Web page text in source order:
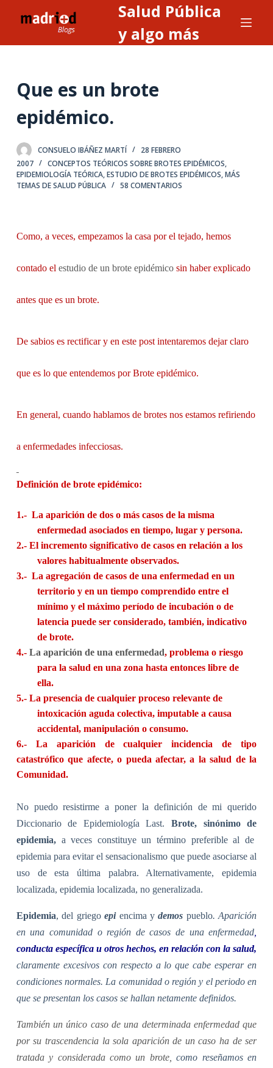
l
o
n
o
Salud Pública
y algo más
Que es un brote
epidémico.
CONSUELO IBÁÑEZ MARTÍ
28 FEBRERO
2007
CONCEPTOS TEÓRICOS SOBRE BROTES EPIDÉMICOS,
EPIDEMIOLOGÍA TEÓRICA,ESTUDIO DE BROTES EPIDÉMICOS,MÁS
TEMAS DE SALUD PÚBLICA
58 COMENTARIOS
Como, a veces, empezamos la casa por el tejado, hemos
contado el estudio de un brote epidémicosin haber explicado
antes que es un brote.
De sabios es rectificar y en este post intentaremos dejar claro
que es lo que entendemos por Brote epidémico.
En general, cuando hablamos de brotes nos estamos refiriendo
a enfermedades infecciosas.
Definición de brote epidémico:
1.- La aparición de dos o más casos de la misma
enfermedad asociados en tiempo, lugar y persona.
2.- El incremento significativo de casos en relación a los
valores habitualmente observados.
3.- La agregación de casos de una enfermedad en un
territorio y en un tiempo comprendido entre el
mínimo y el máximo período de incubación o de
latencia puede ser considerado, también, indicativo
de brote.
4.- La aparición de una enfermedad, problema o riesgo
para la salud en una zona hasta entonces libre de
ella.
5.- La presencia de cualquier proceso relevante de
intoxicación aguda colectiva, imputable a causa
accidental, manipulación o consumo.
6.- La aparición de cualquier incidencia de tipo
catastrófico que afecte, o pueda afectar, a la salud de la
Comunidad.
No puedo resistirme a poner la definición de mi querido
Diccionario de Epidemiología Last.Brote, sinónimo de
epidemia,a veces constituye un término preferible al de
epidemia para evitar el sensacionalismo que puede asociarse al
uso de esta última palabra. Alternativamente, epidemia
localizada, epidemia localizada, no generalizada.
Epidemia, del griegoepi encima ydemos pueblo. Aparición
en una comunidad o región de casos de una enfermedad
conducta específica u otros hechos, en relación con la salud,
claramente excesivos con respecto a lo que cabe esperar en
condiciones normales. La comunidad o región y el periodo en
que se presentan los casos se hallan netamente definidos.
También un único caso de una determinada enfermedad que
por su trascendencia la sola aparición de un caso ha de ser
tratada y considerada como un brote,
como reseñamos en